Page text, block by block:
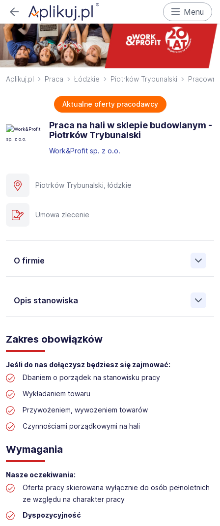
Menu
Aplikuj.pl Praca Łódzkie Piotrków Trybunalski
Aktualne oferty pracodawcy
Praca na hali w sklepie budowlanym -
Piotrków Trybunalski
Work&Profit sp. z o.o.
Piotrków Trybunalski, łódzkie
Umowa zlecenie
O firmie
Opis stanowiska
Pośrednictwa Pracy i Doradztwa Personalnego Work &
Profit jest obecnie jedną z największych niezależnych
polskich agencji zatrudnienia. W ciągu wielu lat naszej
działalności daliśmy pracę przeszło 50 000 pracowników
w całym kraju. Skutecznie znajdujemy pracowników dla
największych firm, jak również małych rodzinnych
przedsiębiorstw w Polsce. Agencja jest wpisana pod nr
Obecnie dla naszego Klienta, poszukujemy osób na
Praca na hali w sklepie budowlanym
Lokalizacja: Piotrków Trybunalski
Zakres obowiązków
Jeśli do nas dołączysz będziesz się zajmować:
Dbaniem o porządek na stanowisku pracy
Wykładaniem towaru
Przywożeniem, wywożeniem towarów
Czynnościami porządkowymi na hali
Wymagania
Nasze oczekiwania:
Oferta pracy skierowana wyłącznie do osób pełnoletnich
ze względu na charakter pracy
Dyspozycyjność